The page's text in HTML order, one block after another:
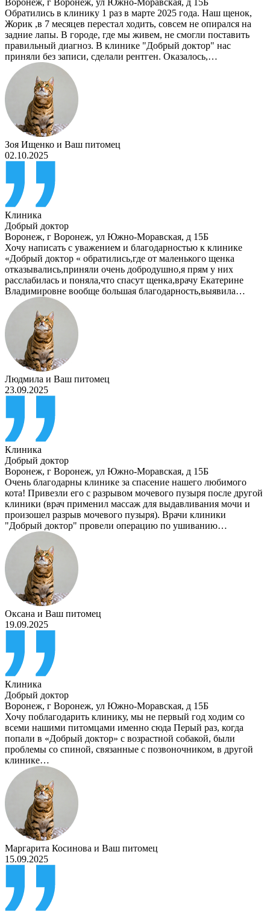
Воронеж, г Воронеж, ул Южно-Моравская, д 15Б
Обратились в клинику 1 раз в марте 2025 года. Наш щенок,
Жорик ,в 7 месяцев перестал ходить, совсем не опирался на
задние лапы. В городе, где мы живем, не смогли поставить
правильный диагноз. В клинике "Добрый доктор" нас
приняли без записи, сделали рентген. Оказалось,…
Зоя Ищенко и Ваш питомец
02.10.2025
Клиника
Добрый доктор
Воронеж, г Воронеж, ул Южно-Моравская, д 15Б
Хочу написать с уважением и благодарностью к клинике
«Добрый доктор « обратились,где от маленького щенка
отказывались,приняли очень добродушно,я прям у них
расслабилась и поняла,что спасут щенка,врачу Екатерине
Владимировне вообще большая благодарность,выявила…
Людмила и Ваш питомец
23.09.2025
Клиника
Добрый доктор
Воронеж, г Воронеж, ул Южно-Моравская, д 15Б
Очень благодарны клинике за спасение нашего любимого
кота! Привезли его с разрывом мочевого пузыря после другой
клиники (врач применил массаж для выдавливания мочи и
произошел разрыв мочевого пузыря). Врачи клиники
"Добрый доктор" провели операцию по ушиванию…
Оксана и Ваш питомец
19.09.2025
Клиника
Добрый доктор
Воронеж, г Воронеж, ул Южно-Моравская, д 15Б
Хочу поблагодарить клинику, мы не первый год ходим со
всеми нашими питомцами именно сюда Перый раз, когда
попали в «Добрый доктор» с возрастной собакой, были
проблемы со спиной, связанные с позвоночником, в другой
клинике…
Маргарита Косинова и Ваш питомец
15.09.2025